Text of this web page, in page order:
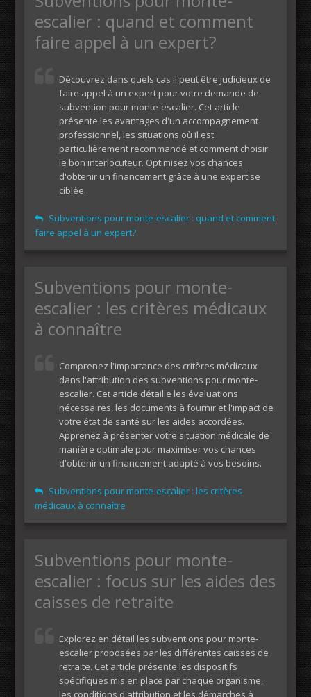
escalier : quand et comment
faire appel à un expert?
Découvrez dans quels cas il peut être judicieux de
faire appel à un expert pour votre demande de
subvention pour monte-escalier. Cet article
présente les avantages d'un accompagnement
professionnel, les situations où il est
particulièrement recommandé et comment choisir
le bon interlocuteur. Optimisez vos chances
d'obtenir un financement grâce à une expertise
ciblée.
Subventions pour monte-escalier : quand et comment
faire appel à un expert?
Subventions pour monte-
escalier : les critères médicaux
à connaître
Comprenez l'importance des critères médicaux
dans l'attribution des subventions pour monte-
escalier. Cet article détaille les évaluations
nécessaires, les documents à fournir et l'impact de
votre état de santé sur les aides accordées.
Apprenez à présenter votre situation médicale de
manière optimale pour maximiser vos chances
d'obtenir un financement adapté à vos besoins.
Subventions pour monte-escalier : les critères
médicaux à connaître
Subventions pour monte-
escalier : focus sur les aides des
caisses de retraite
Explorez en détail les subventions pour monte-
escalier proposées par les différentes caisses de
retraite. Cet article présente les dispositifs
spécifiques mis en place par chaque organisme,
les conditions d'attribution et les démarches à